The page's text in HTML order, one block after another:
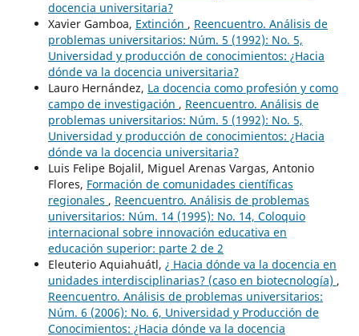
docencia universitaria?
Xavier Gamboa, Extinción , Reencuentro. Análisis de
problemas universitarios: Núm. 5 (1992): No. 5,
Universidad y producción de conocimientos: ¿Hacia
dónde va la docencia universitaria?
Lauro Hernández, La docencia como profesión y como
campo de investigación , Reencuentro. Análisis de
problemas universitarios: Núm. 5 (1992): No. 5,
Universidad y producción de conocimientos: ¿Hacia
dónde va la docencia universitaria?
Luis Felipe Bojalil, Miguel Arenas Vargas, Antonio
Flores, Formación de comunidades científicas
regionales , Reencuentro. Análisis de problemas
universitarios: Núm. 14 (1995): No. 14, Coloquio
internacional sobre innovación educativa en
educación superior: parte 2 de 2
Eleuterio Aquiahuátl, ¿ Hacia dónde va la docencia en
unidades interdisciplinarias? (caso en biotecnología) ,
Reencuentro. Análisis de problemas universitarios:
Núm. 6 (2006): No. 6, Universidad y Producción de
Conocimientos: ¿Hacia dónde va la docencia